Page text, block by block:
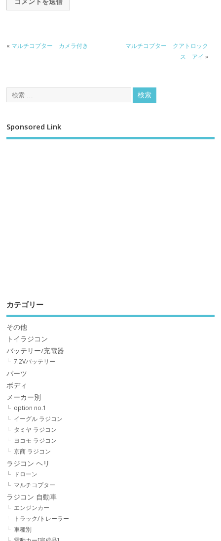
« マルチコプター カメラ付き
マルチコプター クアトロック
ス アイ »
Sponsored Link
カテゴリー
その他
トイラジコン
バッテリー/充電器
7.2Vバッテリー
パーツ
ボディ
メーカー別
option no.1
イーグル ラジコン
タミヤ ラジコン
ヨコモ ラジコン
京商 ラジコン
ラジコン ヘリ
ドローン
マルチコプター
ラジコン 自動車
エンジンカー
トラック/トレーラー
車種別